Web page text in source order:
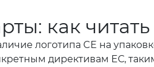
как
логотипа CE на
директивам ЕС,